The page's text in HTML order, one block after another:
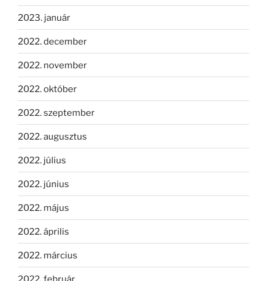
2023. január
2022. december
2022. november
2022. október
2022. szeptember
2022. augusztus
2022. július
2022. június
2022. május
2022. április
2022. március